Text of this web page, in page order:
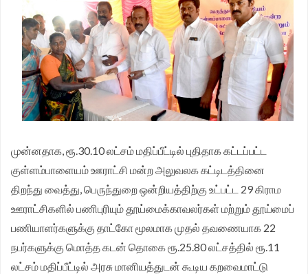
முதல்வர்கள் சந்திப்பின் போது ஆக 3ம் தேதி தமிழக
முதலமைச்சர் தீர்க்கமாக வலியுறுத்த தமிழக விவசாயிகள்
சங்க மாநில தலைவர் வேலுச்சாமி வேண்டுகோள்.
முன்னதாக, ரூ.30.10 லட்சம் மதிப்பீட்டில் புதிதாக கட்டப்பட்ட
குள்ளம்பாளையம் ஊராட்சி மன்ற அலுவலக கட்டிடத்தினை
திறந்து வைத்து, பெருந்துறை ஒன்றியத்திற்கு உட்பட்ட 29 கிராம
ஊராட்சிகளில் பணிபுரியும் தூய்மைக்காவலர்கள் மற்றும் தூய்மைப்
பணியாளர்களுக்கு தாட்கோ மூலமாக முதல் தவணையாக 22
நபர்களுக்கு மொத்த கடன் தொகை ரூ.25.80 லட்சத்தில் ரூ.11
லட்சம் மதிப்பீட்டில் அரசு மானியத்துடன் கூடிய கறவைமாட்டு